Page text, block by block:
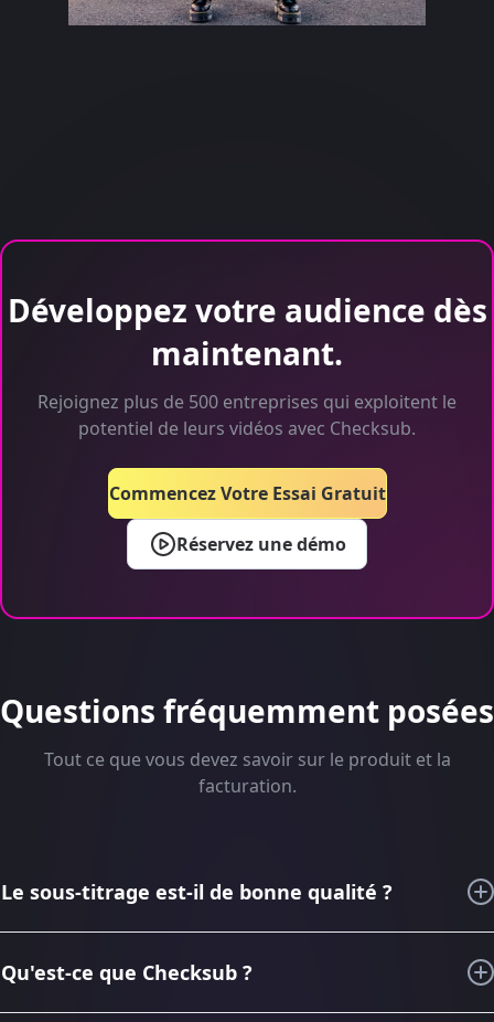
Développez votre audience dès
maintenant.
Rejoignez plus de 500 entreprises qui exploitent le
potentiel de leurs vidéos avec Checksub.
Réservez une démo
Commencez Votre Essai Gratuit
Questions fréquemment posées
Tout ce que vous devez savoir sur le produit et la
facturation.
Le sous-titrage est-il de bonne qualité ?
connaissances en matière de sous-titrage et de traduction
Qu'est-ce que Checksub ?